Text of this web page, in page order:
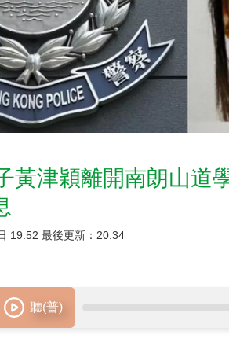
黃津穎離開南朗山道
19:52 最後更新：20:34